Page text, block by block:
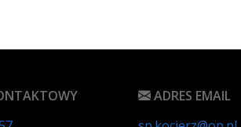
ADRES EMAIL